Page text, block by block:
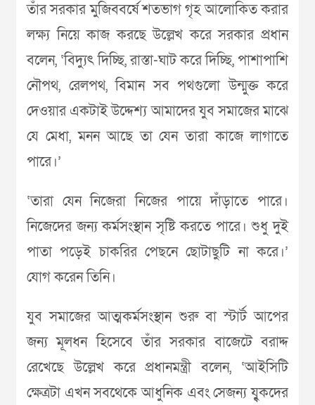
তাঁর সরকার মুজিববর্ষে শতভাগ গৃহ আলোকিত করার
লক্ষ্য নিয়ে কাজ করছে উল্লেখ করে সরকার প্রধান
বলেন, ‘বিদ্যুৎ দিচ্ছি, রাস্তা-ঘাট করে দিচ্ছি, পাশাপাশি
নৌপথ, রেলপথ, বিমান সব পথগুলো উন্মুক্ত করে
দেওয়ার একটাই উদ্দেশ্য আমাদের যুব সমাজের মাঝে
যে মেধা, মনন আছে তা যেন তারা কাজে লাগাতে
পারে।’
‘তারা যেন নিজেরা নিজের পায়ে দাঁড়াতে পারে।
নিজেদের জন্য কর্মসংস্থান সৃষ্টি করতে পারে। শুধু দুই
পাতা পড়েই চাকরির পেছনে ছোটাছুটি না করে।’
যোগ করেন তিনি।
যুব সমাজের আত্মকর্মসংস্থান শুরু বা স্টার্ট আপের
জন্য মূলধন হিসেবে তাঁর সরকার বাজেটে বরাদ্দ
রেখেছে উল্লেখ করে প্রধানমন্ত্রী বলেন, ‘আইসিটি
ক্ষেত্রটা এখন সবথেকে আধুনিক এবং সেজন্য য্বুকদের